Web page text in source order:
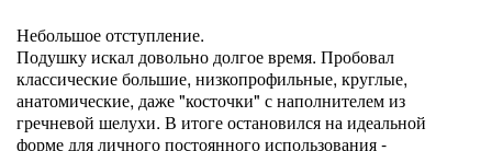
Небольшое отступление.
Подушку искал довольно долгое время. Пробовал
классические большие, низкопрофильные, круглые,
анатомические, даже "косточки" с наполнителем из
гречневой шелухи. В итоге остановился на идеальной
форме для личного постоянного использования -